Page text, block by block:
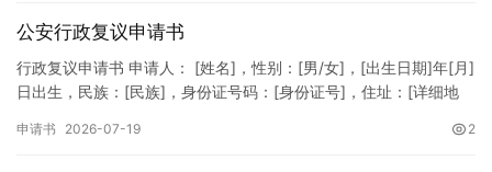
公安行政复议申请书
行政复议申请书 申请人： [姓名]，性别：[男/女]，[出生日期]年[月]
日出生，民族：[民族]，身份证号码：[身份证号]，住址：[详细地
申请书 2026-07-19 2